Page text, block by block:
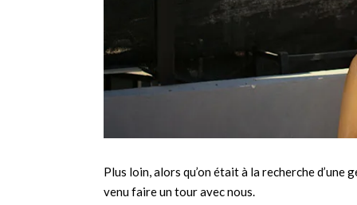
Plus loin, alors qu’on était à la recherche
venu faire un tour avec nous.